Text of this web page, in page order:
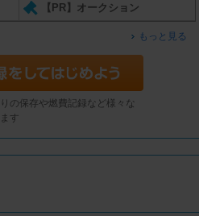
【PR】オークション
もっと見る
の保存や燃費記録など様々な
す